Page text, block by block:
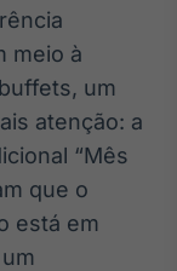
meio à
um
atenção: a
“Mês
que o
está em